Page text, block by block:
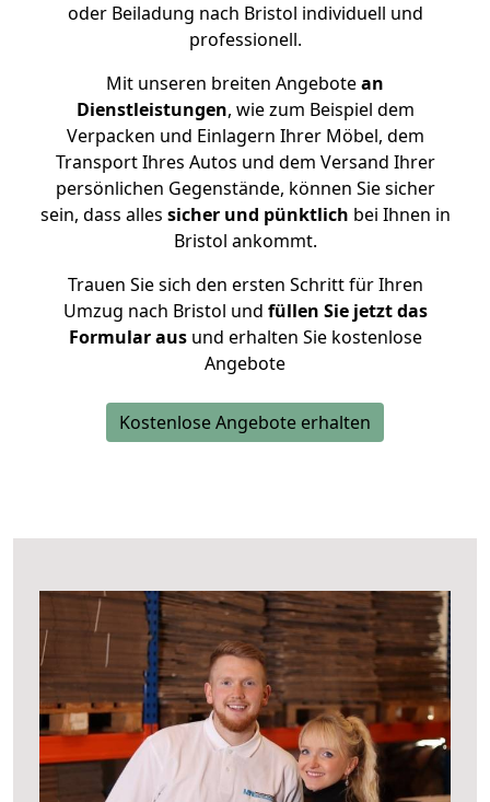
oder Beiladung nach Bristol individuell und
professionell.
Mit unseren breiten Angebotean
Dienstleistungen, wie zum Beispiel dem
Verpacken und Einlagern Ihrer Möbel, dem
Transport Ihres Autos und dem Versand Ihrer
persönlichen Gegenstände, können Sie sicher
sein, dass alles sicher und pünktlich bei Ihnen in
Bristol ankommt.
Trauen Sie sich den ersten Schritt für Ihren
Umzug nach Bristol und füllen Sie jetzt das
Formular ausund erhalten Sie kostenlose
Angebote
Kostenlose Angebote erhalten